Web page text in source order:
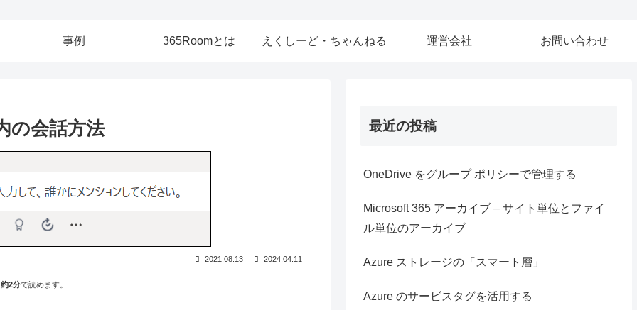
事例 365Roomとは えくしーど・ちゃんねる 運営会社 お問い合わせ
の会話方法
2021.08.13 2024.04.11
約2分で読めます。
最近の投稿
OneDrive をグループ ポリシーで管理する
Microsoft 365 アーカイブ – サイト単位とファイ
ル単位のアーカイブ
Azure ストレージの「スマート層」
Azure のサービスタグを活用する